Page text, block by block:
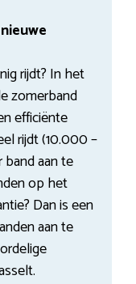
rijdt? In het
zomerband
efficiënte
rijdt (10.000 –
aan te
op het
Dan is een
aan te